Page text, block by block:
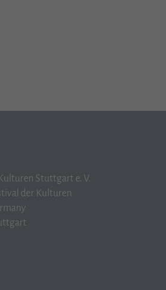
Stuttgart e. V.
der Kulturen